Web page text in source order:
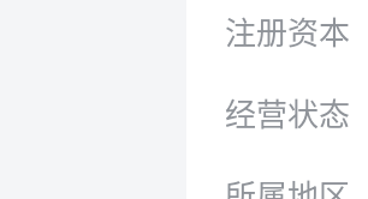
注册资本
经营状态